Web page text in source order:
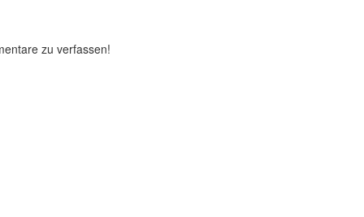
zu verfassen!